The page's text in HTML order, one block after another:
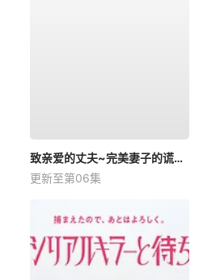
致亲爱的丈夫~完美妻子的谎言~
更新至第06集